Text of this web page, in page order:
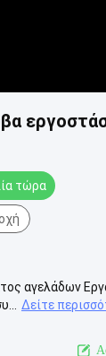
τώρα
αγελάδων
Δείτε